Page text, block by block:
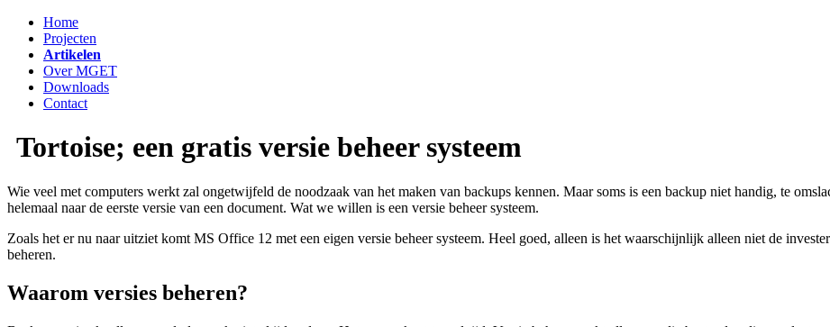
Home
Projecten
Artikelen
Over MGET
Downloads
Contact
Tortoise; een gratis versie beheer systeem
Wie veel met computers werkt zal ongetwijfeld de noodzaak van het maken van backups kennen. Maar soms is een backup niet handig, te
helemaal naar de eerste versie van een document. Wat we willen is een versie beheer systeem.
Zoals het er nu naar uitziet komt MS Office 12 met een eigen versie beheer systeem. Heel goed, alleen is het waarschijnlijk alleen niet de
beheren.
Waarom versies beheren?